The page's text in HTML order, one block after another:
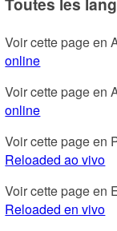
Voir cette page en
online
Voir cette page en
online
Voir cette page en
Reloaded ao vivo
Voir cette page en
Reloaded en vivo